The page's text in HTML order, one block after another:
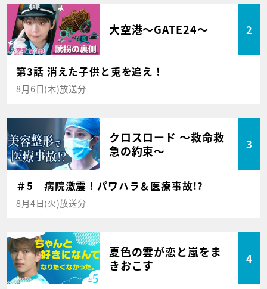
大空港～GATE24～ 2
第3話 消えた子供と兎を追え！
8月6日(木)放送分
クロスロード ～救命救
急の約束～
3
＃5 病院激震！パワハラ＆医療事故!?
8月4日(火)放送分
夏色の雲が恋と嵐をま
きおこす
4